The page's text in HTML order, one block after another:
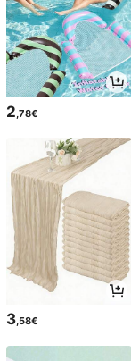
2,78€
3,58€